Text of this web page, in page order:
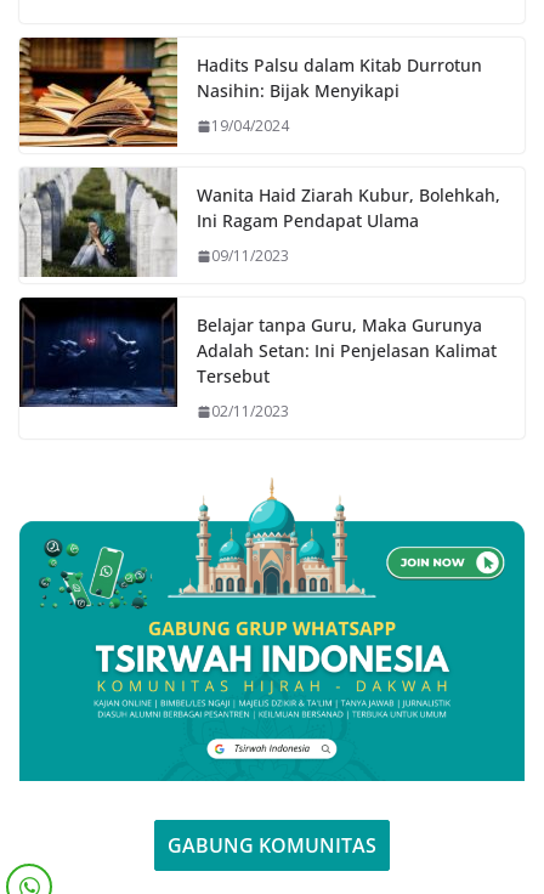
Hadits Palsu dalam Kitab Durrotun
Nasihin: Bijak Menyikapi
19/04/2024
Wanita Haid Ziarah Kubur, Bolehkah,
Ini Ragam Pendapat Ulama
09/11/2023
Belajar tanpa Guru, Maka Gurunya
Adalah Setan: Ini Penjelasan Kalimat
Tersebut
02/11/2023
GABUNG KOMUNITAS